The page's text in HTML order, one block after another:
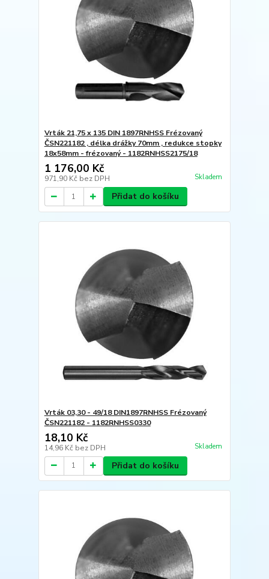
Vrták 21,75 x 135 DIN 1897RNHSS Frézovaný
ČSN221182 , délka drážky 70mm , redukce stopky
18x58mm - frézovaný - 1182RNHSS2175/18
1 176,00 Kč
971,90 Kč bez DPH Skladem
Přidat do košíku
Vrták 03,30 - 49/18 DIN1897RNHSS Frézovaný
ČSN221182 - 1182RNHSS0330
18,10 Kč
14,96 Kč bez DPH Skladem
Přidat do košíku